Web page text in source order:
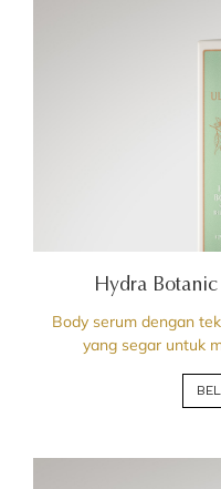
Hydra
Body serum dengan
yang segar untuk